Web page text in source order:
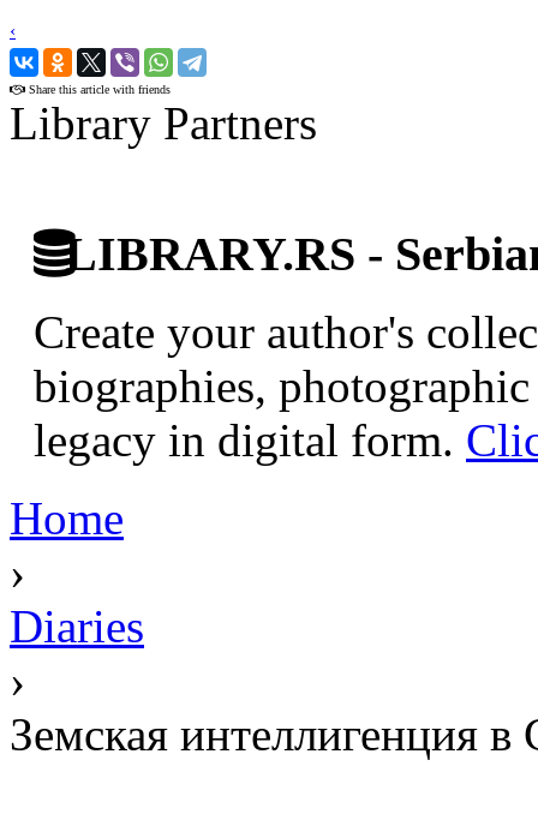
‹
›
Share this article with friends
Library Partners
LIBRARY.RS -
Create your author's
biographies,
legacy in digital form.
Home
›
Diaries
›
Земская интеллигенция